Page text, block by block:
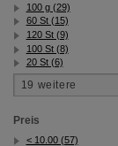
100 g (29)
60 St (15)
120 St (9)
100 St (8)
20 St (6)
Preis
< 10.00 (57)